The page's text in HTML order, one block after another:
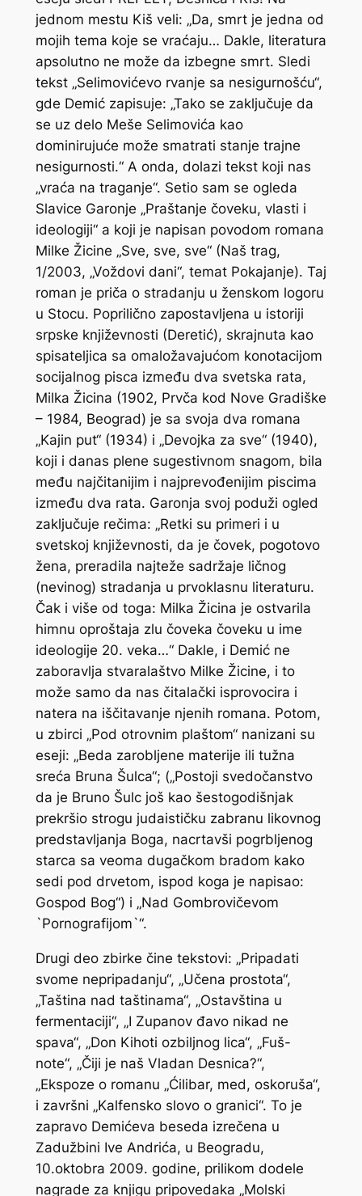
jednom mestu Kiš veli: „Da, smrt je jedna od
mojih tema koje se vraćaju… Dakle, literatura
apsolutno ne može da izbegne smrt. Sledi
tekst „Selimovićevo rvanje sa nesigurnošću“,
gde Demić zapisuje: „Tako se zaključuje da
se uz delo Meše Selimovića kao
dominirujuće može smatrati stanje trajne
nesigurnosti.“ A onda, dolazi tekst koji nas
„vraća na traganje“. Setio sam se ogleda
Slavice Garonje „Praštanje čoveku, vlasti i
ideologiji“ a koji je napisan povodom romana
Milke Žicine „Sve, sve, sve“ (Naš trag,
1/2003, „Voždovi dani“, temat Pokajanje). Taj
roman je priča o stradanju u ženskom logoru
u Stocu. Poprilično zapostavljena u istoriji
srpske književnosti (Deretić), skrajnuta kao
spisateljica sa omaložavajućom konotacijom
socijalnog pisca između dva svetska rata,
Milka Žicina (1902, Prvča kod Nove Gradiške
– 1984, Beograd) je sa svoja dva romana
„Kajin put“ (1934) i „Devojka za sve“ (1940),
koji i danas plene sugestivnom snagom, bila
među najčitanijim i najprevođenijim piscima
između dva rata. Garonja svoj poduži ogled
zaključuje rečima: „Retki su primeri i u
svetskoj književnosti, da je čovek, pogotovo
žena, preradila najteže sadržaje ličnog
(nevinog) stradanja u prvoklasnu literaturu.
Čak i više od toga: Milka Žicina je ostvarila
himnu oproštaja zlu čoveka čoveku u ime
ideologije 20. veka…“ Dakle, i Demić ne
zaboravlja stvaralaštvo Milke Žicine, i to
može samo da nas čitalački isprovocira i
natera na iščitavanje njenih romana. Potom,
u zbirci „Pod otrovnim plaštom“ nanizani su
eseji: „Beda zarobljene materije ili tužna
sreća Bruna Šulca“; („Postoji svedočanstvo
da je Bruno Šulc još kao šestogodišnjak
prekršio strogu judaističku zabranu likovnog
predstavljanja Boga, nacrtavši pogrbljenog
starca sa veoma dugačkom bradom kako
sedi pod drvetom, ispod koga je napisao:
Gospod Bog“) i „Nad Gombrovičevom
`Pornografijom`“.
Drugi deo zbirke čine tekstovi: „Pripadati
svome nepripadanju“, „Učena prostota“,
„Taština nad taštinama“, „Ostavština u
fermentaciji“, „I Zupanov đavo nikad ne
spava“, „Don Kihoti ozbiljnog lica“, „Fuš-
note“, „Čiji je naš Vladan Desnica?“,
„Ekspoze o romanu „Ćilibar, med, oskoruša“,
i završni „Kalfensko slovo o granici“. To je
zapravo Demićeva beseda izrečena u
Zadužbini Ive Andrića, u Beogradu,
10.oktobra 2009. godine, prilikom dodele
nagrade za knjigu pripovedaka „Molski